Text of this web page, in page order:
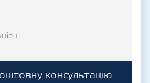
консультацію